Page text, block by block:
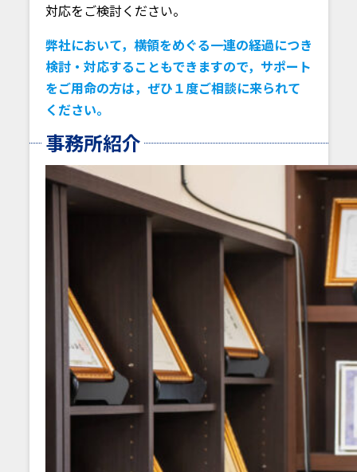
対応をご検討ください。
弊社において，横領をめぐる一連の経過につき
検討・対応することもできますので，サポート
をご用命の方は，ぜひ１度ご相談に来られて
ください。
事務所紹介